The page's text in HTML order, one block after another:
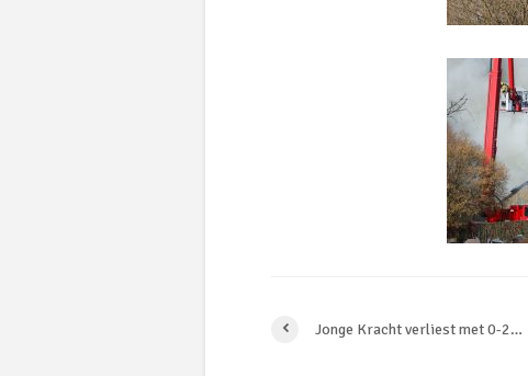
Jonge Kracht verliest met 0-2…